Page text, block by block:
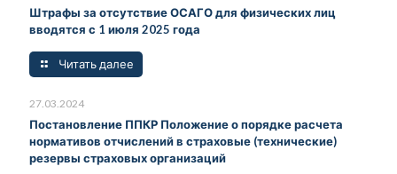
Штрафы за отсутствие ОСАГО для физических лиц
вводятся с 1 июля 2025 года
Читать далее
27.03.2024
Постановление ППКР Положение о порядке расчета
нормативов отчислений в страховые (технические)
резервы страховых организаций